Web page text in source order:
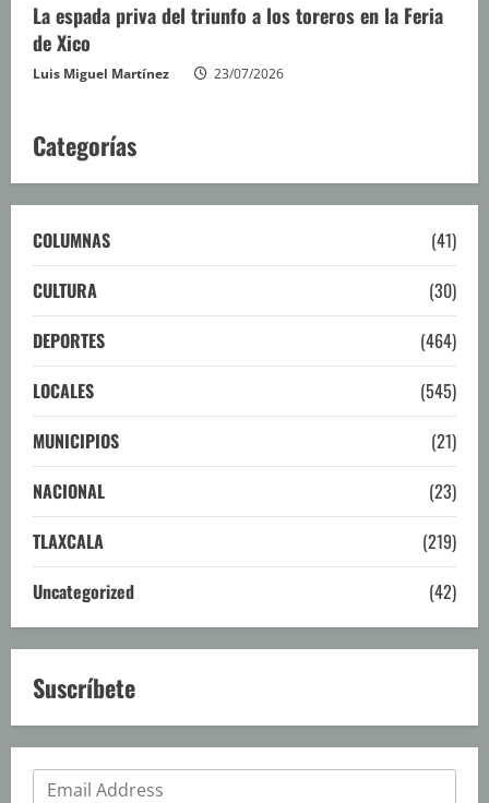
La espada priva del triunfo a los toreros en la Feria
de Xico
Luis Miguel Martínez 23/07/2026
Categorías
COLUMNAS
(41)
CULTURA
(30)
DEPORTES
(464)
LOCALES
(545)
MUNICIPIOS
(21)
NACIONAL
(23)
TLAXCALA
(219)
Uncategorized
(42)
Suscríbete